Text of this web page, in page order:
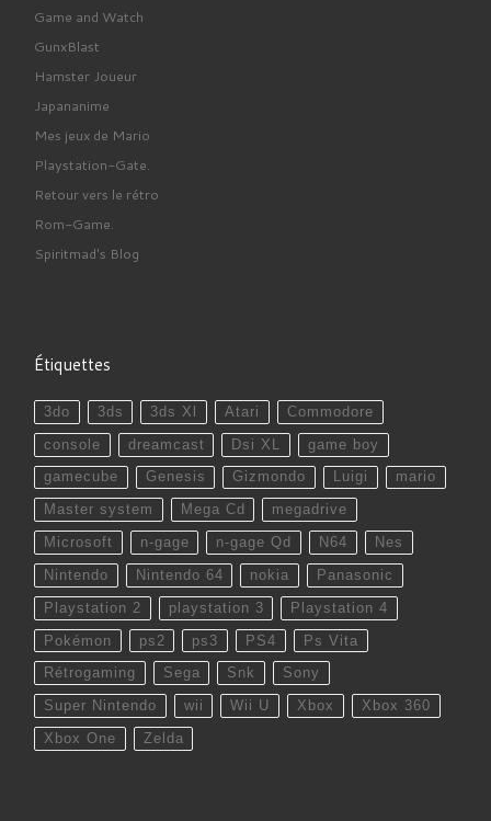
Game and Watch
GunxBlast
Hamster Joueur
Japananime
Mes jeux de Mario
Playstation-Gate.
Retour vers le rétro
Rom-Game.
Spiritmad's Blog
Étiquettes
3do 3ds 3ds Xl Atari Commodore
console dreamcast Dsi XL game boy
gamecube Genesis Gizmondo Luigi mario
Master system Mega Cd megadrive
Microsoft n-gage n-gage Qd N64 Nes
Nintendo Nintendo 64 nokia Panasonic
Playstation 2 playstation 3 Playstation 4
Pokémon ps2 ps3 PS4 Ps Vita
Rétrogaming Sega Snk Sony
Super Nintendo wii Wii U Xbox Xbox 360
Xbox One Zelda